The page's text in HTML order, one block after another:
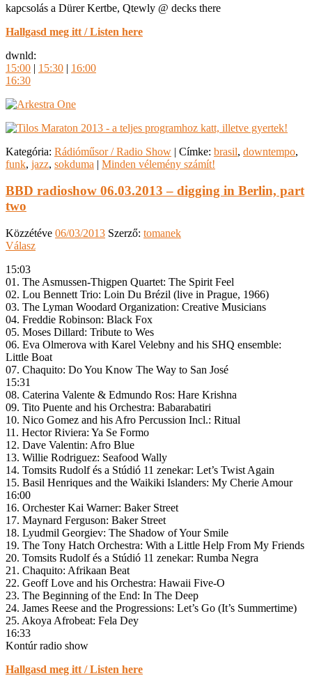
kapcsolás a Dürer Kertbe, Qtewly @ decks there
Hallgasd meg itt / Listen here
dwnld:
15:00 | 15:30 | 16:00
16:30
Kategória: Rádióműsor / Radio Show | Címke: brasil, downtempo,
funk, jazz, sokduma | Minden vélemény számít!
BBD radioshow 06.03.2013 – digging in Berlin, part
two
Közzétéve 06/03/2013 Szerző: tomanek
Válasz
15:03
01. The Asmussen-Thigpen Quartet: The Spirit Feel
02. Lou Bennett Trio: Loin Du Brézil (live in Prague, 1966)
03. The Lyman Woodard Organization: Creative Musicians
04. Freddie Robinson: Black Fox
05. Moses Dillard: Tribute to Wes
06. Eva Olmerova with Karel Velebny and his SHQ ensemble:
Little Boat
07. Chaquito: Do You Know The Way to San José
15:31
08. Caterina Valente & Edmundo Ros: Hare Krishna
09. Tito Puente and his Orchestra: Babarabatiri
10. Nico Gomez and his Afro Percussion Incl.: Ritual
11. Hector Riviera: Ya Se Formo
12. Dave Valentin: Afro Blue
13. Willie Rodriguez: Seafood Wally
14. Tomsits Rudolf és a Stúdió 11 zenekar: Let’s Twist Again
15. Basil Henriques and the Waikiki Islanders: My Cherie Amour
16:00
16. Orchester Kai Warner: Baker Street
17. Maynard Ferguson: Baker Street
18. Lyudmil Georgiev: The Shadow of Your Smile
19. The Tony Hatch Orchestra: With a Little Help From My Friends
20. Tomsits Rudolf és a Stúdió 11 zenekar: Rumba Negra
21. Chaquito: Afrikaan Beat
22. Geoff Love and his Orchestra: Hawaii Five-O
23. The Beginning of the End: In The Deep
24. James Reese and the Progressions: Let’s Go (It’s Summertime)
25. Akoya Afrobeat: Fela Dey
16:33
Kontúr radio show
Hallgasd meg itt / Listen here